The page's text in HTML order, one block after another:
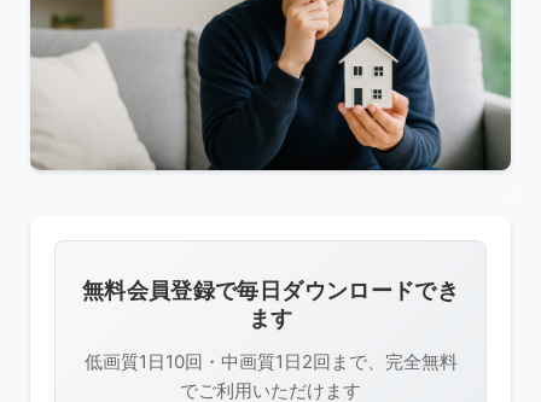
像
は
R-
FREE
無料会員登録で毎日ダウンロードでき
ます
低画質1日10回・中画質1日2回まで、完全無料
でご利用いただけます